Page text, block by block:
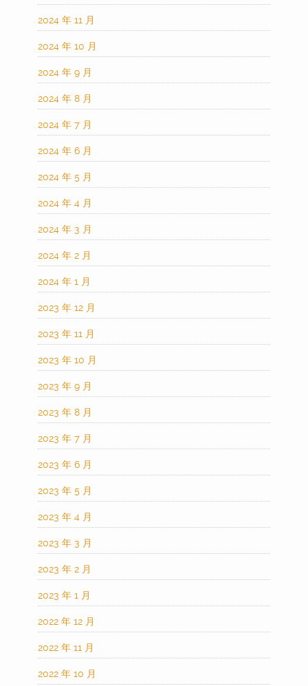
2024 年 11 月
2024 年 10 月
2024 年 9 月
2024 年 8 月
2024 年 7 月
2024 年 6 月
2024 年 5 月
2024 年 4 月
2024 年 3 月
2024 年 2 月
2024 年 1 月
2023 年 12 月
2023 年 11 月
2023 年 10 月
2023 年 9 月
2023 年 8 月
2023 年 7 月
2023 年 6 月
2023 年 5 月
2023 年 4 月
2023 年 3 月
2023 年 2 月
2023 年 1 月
2022 年 12 月
2022 年 11 月
2022 年 10 月